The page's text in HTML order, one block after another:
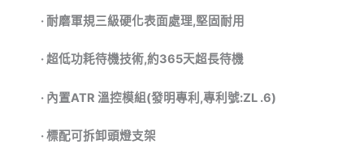
·耐磨軍規三級硬化表面處理,堅固耐用
·超低功耗待機技術,約365天超長待機
· 內置ATR 溫控模組(發明專利 ,專利號:ZL .6)
·標配可拆卸頭燈支架